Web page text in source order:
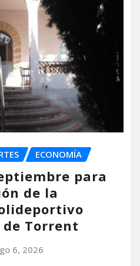
ECONOMÍA
para
de la
Torrent
6, 2026